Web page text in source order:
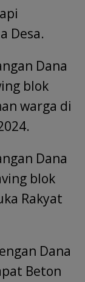
Desa.
Dana
blok
warga di
Dana
blok
Rakyat
Dana
Beton